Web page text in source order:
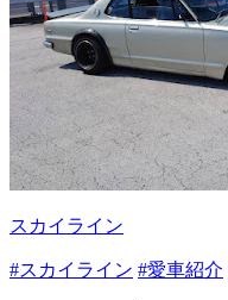
スカイライン
#スカイライン #愛車紹介